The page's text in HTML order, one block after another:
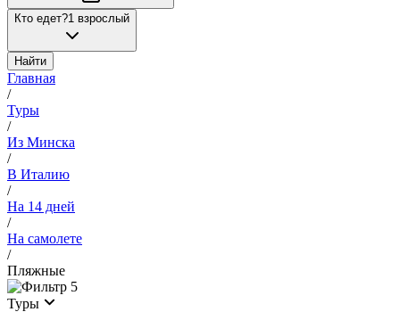
Кто едет?1 взрослый
Найти
Главная
/
Туры
/
Из Минска
/
В Италию
/
На 14 дней
/
На самолете
/
Пляжные
5
Туры